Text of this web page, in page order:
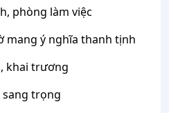
phòng làm việc
mang ý nghĩa thanh tịnh
khai trương
sang trọng